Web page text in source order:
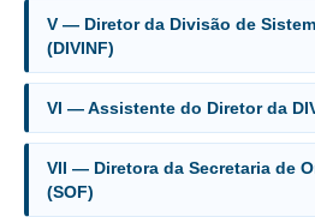
Estrutura Organizacional
Protocolos de Julgamento
Ouvidoria
Faça sua Manifestação
V — Diretor da Divisão de
(DIVINF)
VI — Assistente do Diretor da
VII — Diretora da Secretaria de
(SOF)